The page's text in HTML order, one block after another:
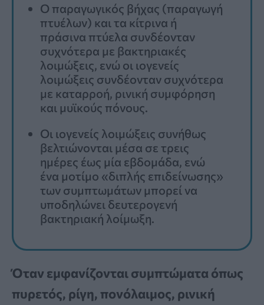
Ο παραγωγικός βήχας (παραγωγή
πτυέλων) και τα κίτρινα ή
πράσινα πτύελα συνδέονταν
συχνότερα με βακτηριακές
λοιμώξεις, ενώ οι ιογενείς
λοιμώξεις συνδέονταν συχνότερα
με καταρροή, ρινική συμφόρηση
και μυϊκούς πόνους.
Οι ιογενείς λοιμώξεις συνήθως
βελτιώνονται μέσα σε τρεις
ημέρες έως μία εβδομάδα, ενώ
ένα μοτίμο «διπλής επιδείνωσης»
των συμπτωμάτων μπορεί να
υποδηλώνει δευτερογενή
βακτηριακή λοίμωξη.
Όταν εμφανίζονται συμπτώματα όπως
πυρετός, ρίγη, πονόλαιμος, ρινική